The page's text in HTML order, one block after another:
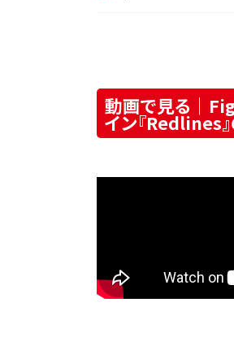
動画で見る｜
イン『Redlines